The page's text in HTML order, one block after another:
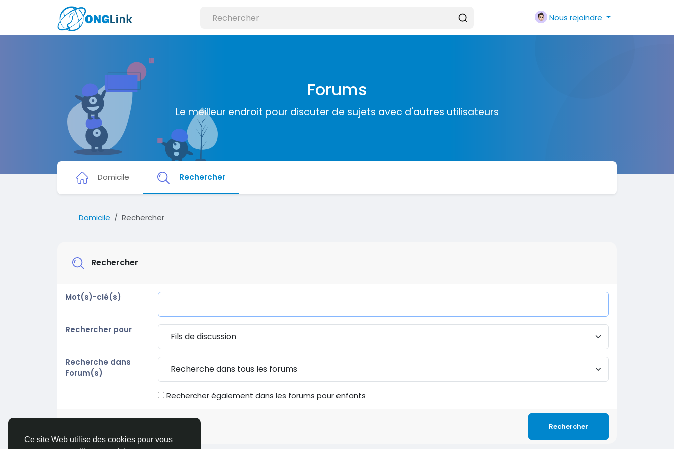
Ce site Web utilise des cookies pour vous
Nous rejoindre
Forums
Le meilleur endroit pour discuter de sujets avec d'autres utilisateurs
Domicile Rechercher
Domicile Rechercher
Rechercher
Mot(s)-clé(s)
Rechercher pour
Recherche dans
Forum(s)
Rechercher également dans les forums pour enfants
Rechercher